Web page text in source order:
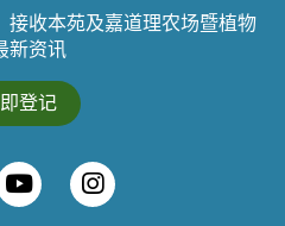
接收本苑及嘉道理农场暨植物
新资讯
登记